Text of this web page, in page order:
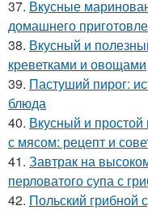
37. Вкусные
домашнего
38. Вкусный и
креветками и овощами
39. Пастуший пирог:
блюда
40. Вкусный и
с мясом: рецепт и
41. Завтрак на
перловатого супа с
42. Польский грибной